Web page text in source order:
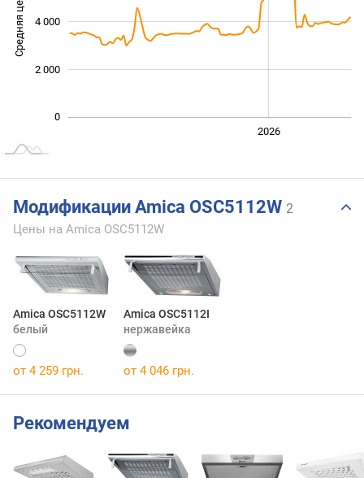
Средняя цена 1 000
0
2 000
4 000
2026
Модификации Amica OSC5112W 2
Цены на Amica OSC5112W
Amica OSC5112W
белый
Amica OSC5112I
нержавейка
от 4 259 грн. от 4 046 грн.
Рекомендуем